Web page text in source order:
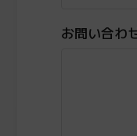
お問い合わ